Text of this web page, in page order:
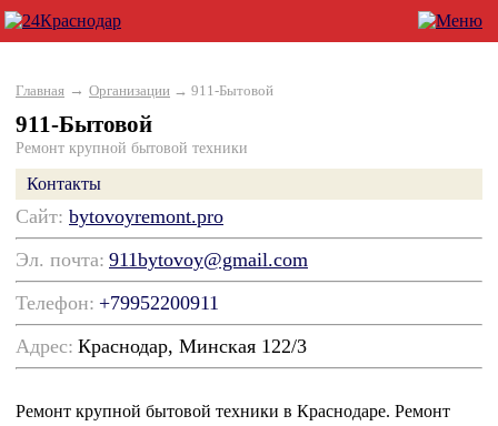
Главная → Организации → 911-Бытовой
911-Бытовой
Ремонт крупной бытовой техники
Контакты
Сайт: bytovoyremont.pro
Эл. почта: 911bytovoy@gmail.com
Телефон: +79952200911
Адрес: Краснодар, Минская 122/3
Ремонт крупной бытовой техники в Краснодаре. Ремонт